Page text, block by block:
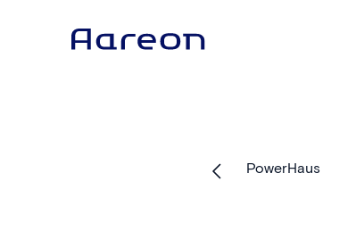
PowerHaus